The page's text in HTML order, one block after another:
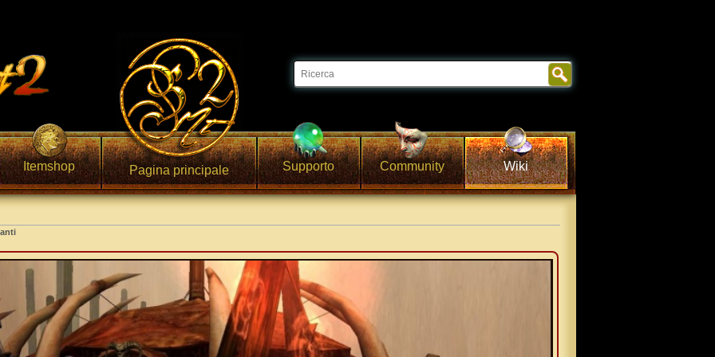
Itemshop Pagina principale Supporto Community Wiki